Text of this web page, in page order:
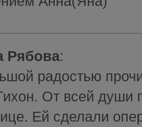
Рябова:
радостью
От всей души
Ей сделали